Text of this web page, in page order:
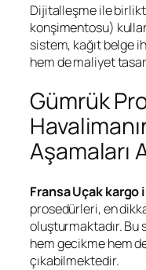
Dijitalleşme ile
konşimentosu)
sistem, kağıt belge
hem de maliyet
Gümrük
Aşamaları
Fransa Uçak kargo
prosedürleri, en
oluşturmaktadır.
hem gecikme hem
çıkabilmektedir.